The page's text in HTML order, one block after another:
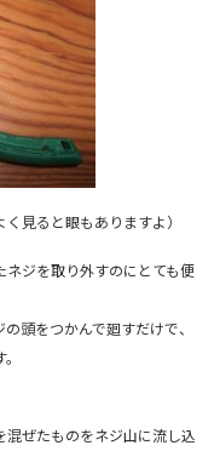
ると眼もありますよ）
ジを取り外すのにとても便
頭をつかんで廻すだけで、
ぜたものをネジ山に流し込